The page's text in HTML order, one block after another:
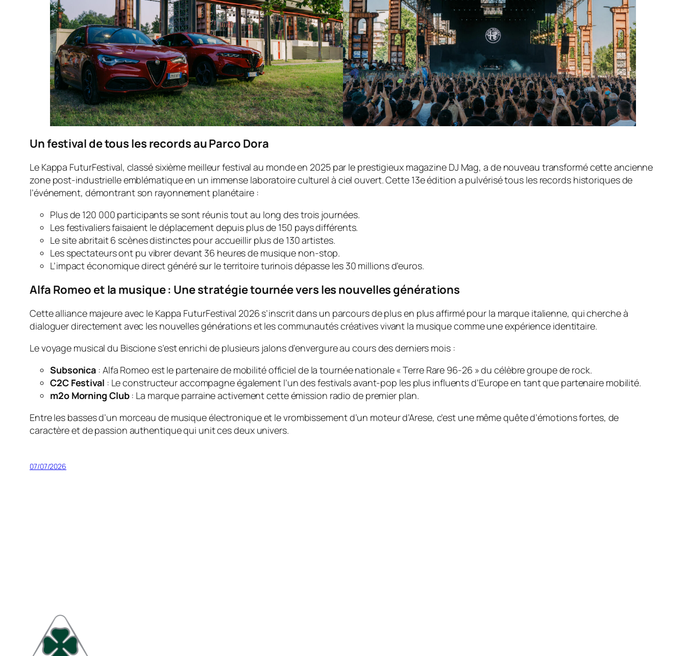
Un festival de tous les records au Parco Dora
Le Kappa FuturFestival, classé sixième meilleur festival au monde en 2025 par le prestigieux magazine DJ Mag, a de nouveau transformé cette ancienne
zone post-industrielle emblématique en un immense laboratoire culturel à ciel ouvert. Cette 13e édition a pulvérisé tous les records historiques de
l’événement, démontrant son rayonnement planétaire :
Plus de 120 000 participants se sont réunis tout au long des trois journées.
Les festivaliers faisaient le déplacement depuis plus de 150 pays différents.
Le site abritait 6 scènes distinctes pour accueillir plus de 130 artistes.
Les spectateurs ont pu vibrer devant 36 heures de musique non-stop.
L’impact économique direct généré sur le territoire turinois dépasse les 30 millions d’euros.
Alfa Romeo et la musique : Une stratégie tournée vers les nouvelles générations
Cette alliance majeure avec le Kappa FuturFestival 2026 s’inscrit dans un parcours de plus en plus affirmé pour la marque italienne, qui cherche à
dialoguer directement avec les nouvelles générations et les communautés créatives vivant la musique comme une expérience identitaire.
Le voyage musical du Biscione s’est enrichi de plusieurs jalons d’envergure au cours des derniers mois :
Subsonica : Alfa Romeo est le partenaire de mobilité officiel de la tournée nationale « Terre Rare 96-26 » du célèbre groupe de rock.
C2C Festival : Le constructeur accompagne également l’un des festivals avant-pop les plus influents d’Europe en tant que partenaire mobilité.
m2o Morning Club: La marque parraine activement cette émission radio de premier plan.
Entre les basses d’un morceau de musique électronique et le vrombissement d’un moteur d’Arese, c’est une même quête d’émotions fortes, de
caractère et de passion authentique qui unit ces deux univers.
07/07/2026